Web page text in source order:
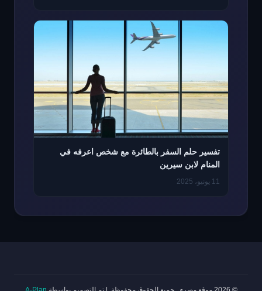
تفسير حلم السفر بالطائرة مع شخص اعرفه في
المنام لابن سيرين
11 يونيو، 2025